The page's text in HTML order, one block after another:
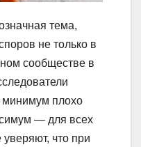
тема,
не только в
сообществе в
минимум плохо
— для всех
уверяют, что при